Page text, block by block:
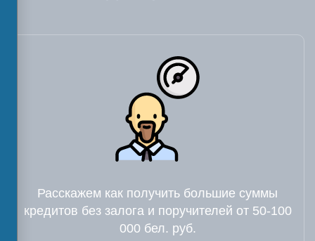
Расскажем как получить большие суммы
кредитов без залога и поручителей от 50-100
000 бел. руб.